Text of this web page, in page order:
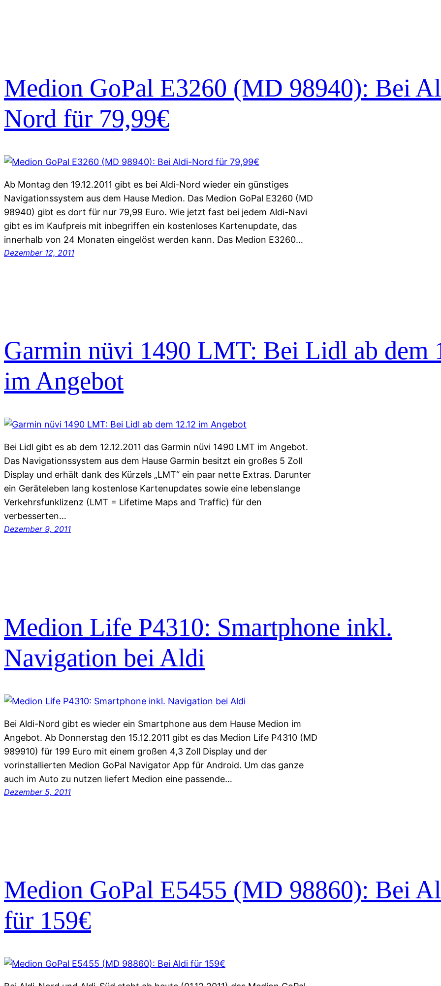
Medion GoPal E3260 (MD 98940): Bei
Nord für 79,99€
Ab Montag den 19.12.2011 gibt es bei Aldi-Nord wieder ein günstiges
Navigationssystem aus dem Hause Medion. Das Medion GoPal E3260 (MD
98940) gibt es dort für nur 79,99 Euro. Wie jetzt fast bei jedem Aldi-Navi
gibt es im Kaufpreis mit inbegriffen ein kostenloses Kartenupdate, das
innerhalb von 24 Monaten eingelöst werden kann. Das Medion E3260…
Dezember 12, 2011
Garmin nüvi 1490 LMT: Bei Lidl ab dem
im Angebot
Bei Lidl gibt es ab dem 12.12.2011 das Garmin nüvi 1490 LMT im Angebot.
Das Navigationssystem aus dem Hause Garmin besitzt ein großes 5 Zoll
Display und erhält dank des Kürzels „LMT“ ein paar nette Extras. Darunter
ein Geräteleben lang kostenlose Kartenupdates sowie eine lebenslange
Verkehrsfunklizenz (LMT = Lifetime Maps and Traffic) für den
verbesserten…
Dezember 9, 2011
Medion Life P4310: Smartphone inkl.
Navigation bei Aldi
Bei Aldi-Nord gibt es wieder ein Smartphone aus dem Hause Medion im
Angebot. Ab Donnerstag den 15.12.2011 gibt es das Medion Life P4310 (MD
989910) für 199 Euro mit einem großen 4,3 Zoll Display und der
vorinstallierten Medion GoPal Navigator App für Android. Um das ganze
auch im Auto zu nutzen liefert Medion eine passende…
Dezember 5, 2011
Medion GoPal E5455 (MD 98860): Bei
für 159€